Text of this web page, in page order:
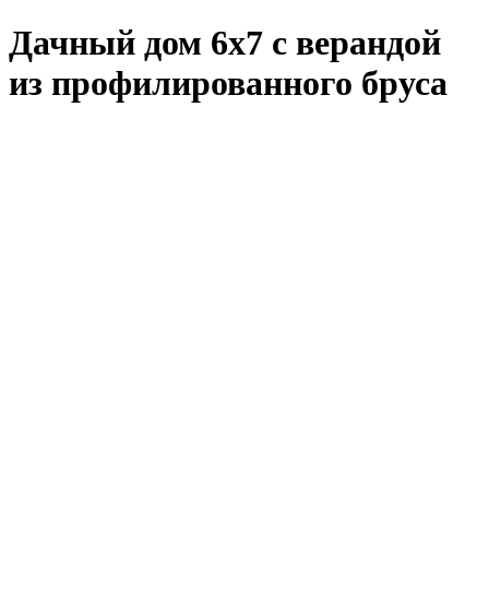
Дачный дом 6х7 с верандой
из профилированного бруса